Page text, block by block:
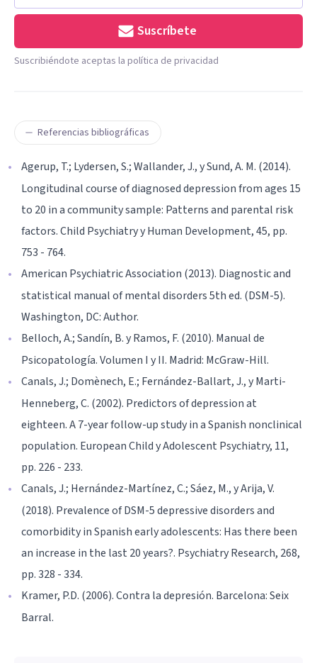
Suscríbete
Suscribiéndote aceptas la política de privacidad
Referencias bibliográficas
Agerup, T.; Lydersen, S.; Wallander, J., y Sund, A. M. (2014).
Longitudinal course of diagnosed depression from ages 15
to 20 in a community sample: Patterns and parental risk
factors. Child Psychiatry y Human Development, 45, pp.
753 - 764.
American Psychiatric Association (2013). Diagnostic and
statistical manual of mental disorders 5th ed. (DSM-5).
Washington, DC: Author.
Belloch, A.; Sandín, B. y Ramos, F. (2010). Manual de
Psicopatología. Volumen I y II. Madrid: McGraw-Hill.
Canals, J.; Domènech, E.; Fernández-Ballart, J., y Marti-
Henneberg, C. (2002). Predictors of depression at
eighteen. A 7-year follow-up study in a Spanish nonclinical
population. European Child y Adolescent Psychiatry, 11,
pp. 226 - 233.
Canals, J.; Hernández-Martínez, C.; Sáez, M., y Arija, V.
(2018). Prevalence of DSM-5 depressive disorders and
comorbidity in Spanish early adolescents: Has there been
an increase in the last 20 years?. Psychiatry Research, 268,
pp. 328 - 334.
Kramer, P.D. (2006). Contra la depresión. Barcelona: Seix
Barral.